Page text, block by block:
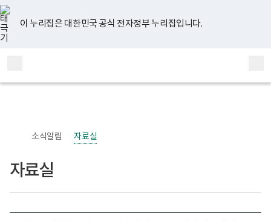
너
비
767px
이
하
이 누리집은 대한민국 공식 전자정부 누리집입니다.
지
검
메
홈
소식알림 자료실
자료실
유
튜
브
페
이
스
북
인
스
타
그
램
블
로
그